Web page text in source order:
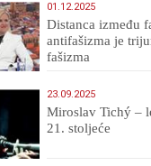
01.12.2025
Distanca između
antifašizma je
fašizma
23.09.2025
Miroslav Tichý –
21. stoljeće